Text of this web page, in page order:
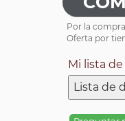
Por la
Oferta por
Mi lista
Lista de